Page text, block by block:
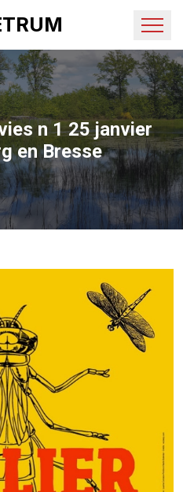
n 1 25 janvier
en Bresse